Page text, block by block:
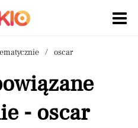
oscar
- oscar